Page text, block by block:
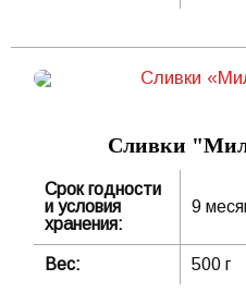
Сливки
Срок годности
и условия
хранения:
9
Вес: 500 г